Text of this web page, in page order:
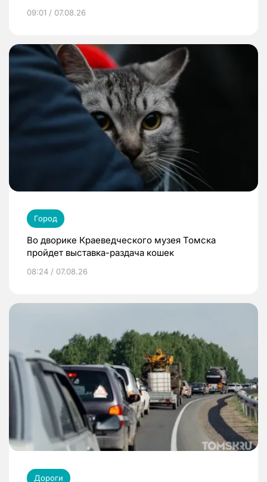
09:01 / 07.08.26
Город
Во дворике Краеведческого музея Томска
пройдет выставка-раздача кошек
08:24 / 07.08.26
Дороги